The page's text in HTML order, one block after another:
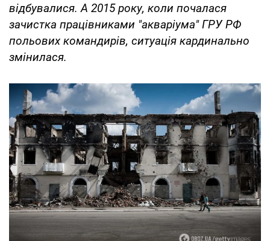
відбувалися. А 2015 року, коли почалася
зачистка працівниками "акваріума" ГРУ РФ
польових командирів, ситуація кардинально
змінилася.